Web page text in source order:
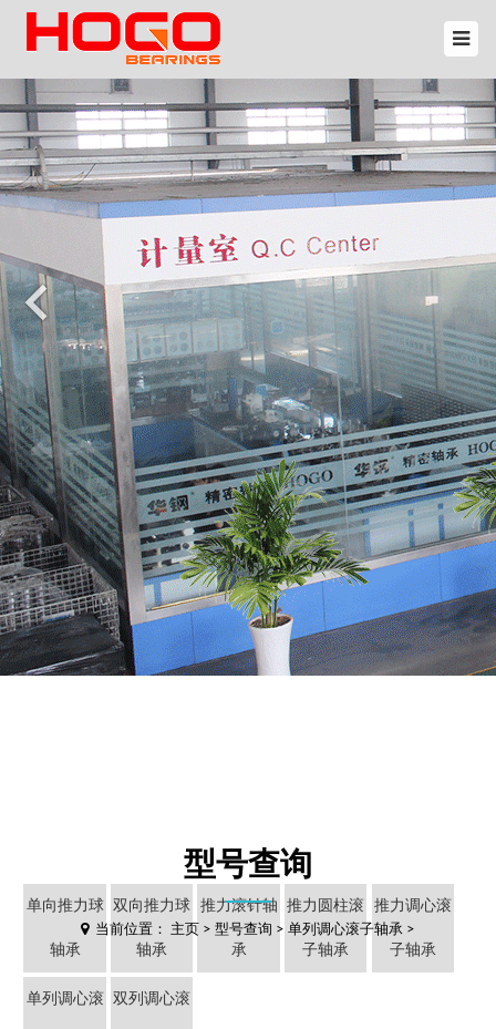
型号查询
当前位置： 主页 > 型号查询 > 单列调心滚子轴承 >
单向推力球
轴承
双向推力球
轴承
推力滚针轴
承
推力圆柱滚
子轴承
推力调心滚
子轴承
单列调心滚 双列调心滚